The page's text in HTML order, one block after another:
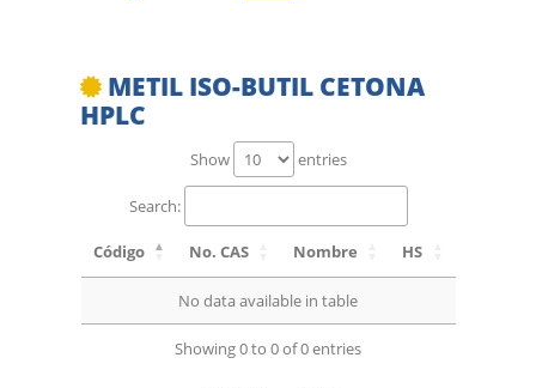
METIL ISO-BUTIL CETONA
HPLC
Show entries
Search:
Código No. CAS Nombre HS
No data available in table
Showing 0 to 0 of 0 entries